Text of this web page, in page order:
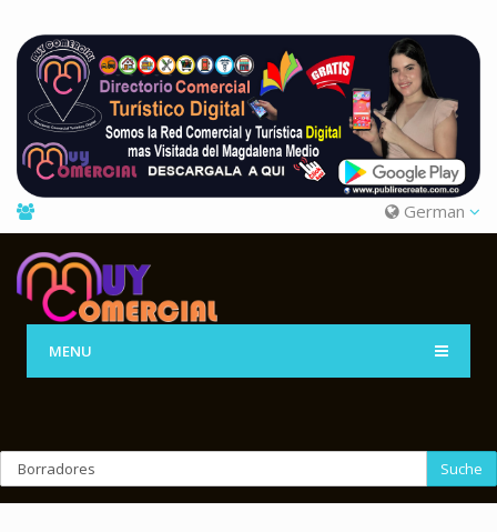
German
MENU
Suche